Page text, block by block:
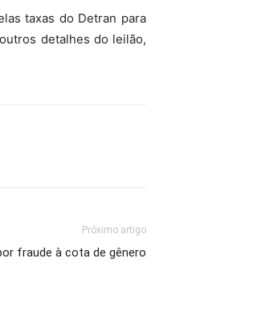
taxas do Detran para
detalhes do leilão,
Próximo artigo
fraude à cota de gênero